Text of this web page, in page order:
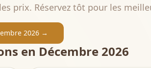
prix. Réservez tôt pour les
2026 →
en Décembre 2026